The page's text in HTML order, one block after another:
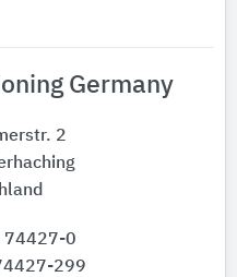
Germany
2
74427-0
299